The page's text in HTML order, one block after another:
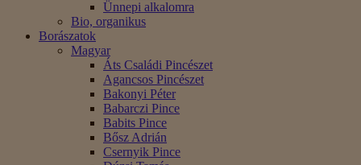
Ünnepi alkalomra
Bio, organikus
Borászatok
Magyar
Áts Családi Pincészet
Agancsos Pincészet
Bakonyi Péter
Babarczi Pince
Babits Pince
Bősz Adrián
Csernyik Pince